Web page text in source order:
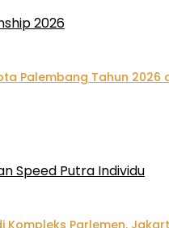
2026
Speed Putra Individu